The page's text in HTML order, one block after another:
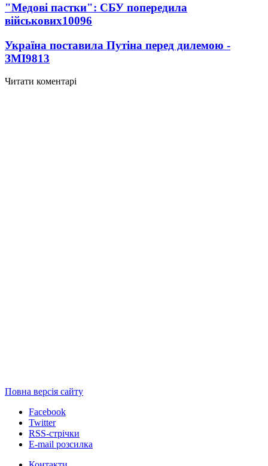
"Медові пастки": СБУ попередила
військових10096
Україна поставила Путіна перед дилемою -
ЗМІ9813
Читати коментарі
Повна версія сайту
Facebook
Twitter
RSS-стрічки
E-mail розсилка